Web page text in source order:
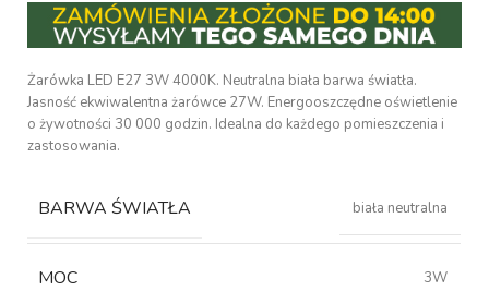
Żarówka LED E27 3W 4000K. Neutralna biała barwa światła.
Jasność ekwiwalentna żarówce 27W. Energooszczędne oświetlenie
o żywotności 30 000 godzin. Idealna do każdego pomieszczenia i
zastosowania.
BARWA ŚWIATŁA biała neutralna
MOC 3W